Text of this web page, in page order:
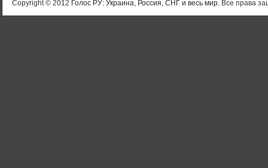
Copyright © 2012 Голос РУ: Украина, Россия, СНГ и весь мир. Все права